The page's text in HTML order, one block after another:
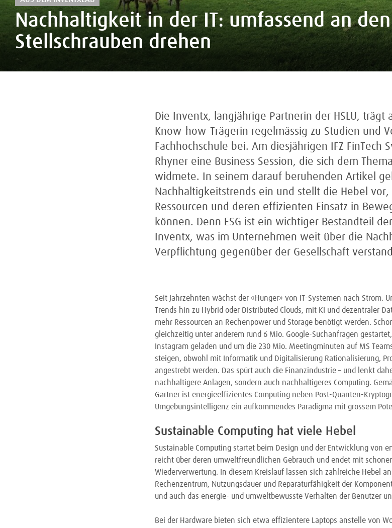
Nachhaltigkeit in der IT: umfassend an den
Stellschrauben drehen
Die Inventx, langjährige Partnerin der HSLU, trägt
Know-how-Trägerin regelmässig zu Studien und
Fachhochschule bei. Am diesjährigen IFZ FinTech
Rhyner eine Business Session, die sich dem
widmete. In seinem darauf beruhenden Artikel
Nachhaltigkeitstrends ein und stellt die Hebel
Ressourcen und deren effizienten Einsatz in
können. Denn ESG ist ein wichtiger Bestandteil
Inventx, was im Unternehmen weit über die
Verpflichtung gegenüber der Gesellschaft
Seit Jahrzehnten wächst der «Hunger» von IT-Systemen nach Strom.
Trends hin zu Hybrid oder Distributed Clouds, mit KI und dezentraler
mehr Ressourcen an Rechenpower und Storage benötigt werden.
gleichzeitig unter anderem rund 6 Mio. Google-Suchanfragen
Instagram geladen und um die 230 Mio. Meetingminuten auf MS
steigen, obwohl mit Informatik und Digitalisierung Rationalisierung,
angestrebt werden. Das spürt auch die Finanzindustrie – und lenkt
nachhaltigere Anlagen, sondern auch nachhaltigeres Computing.
Gartner ist energieeffizientes Computing neben Post-Quanten-
Umgebungsintelligenz ein aufkommendes Paradigma mit grossem
Sustainable Computing hat viele Hebel
Sustainable Computing startet beim Design und der Entwicklung von
reicht über deren umweltfreundlichen Gebrauch und endet mit
Wiederverwertung. In diesem Kreislauf lassen sich zahlreiche Hebel
Rechenzentrum, Nutzungsdauer und Reparaturfähigkeit der
und auch das energie- und umweltbewusste Verhalten der Benutzer
Bei der Hardware bieten sich etwa effizientere Laptops anstelle von